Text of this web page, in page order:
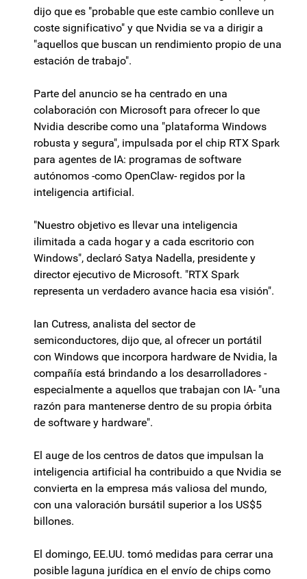
dijo que es "probable que este cambio conlleve un
coste significativo" y que Nvidia se va a dirigir a
"aquellos que buscan un rendimiento propio de una
estación de trabajo".
Parte del anuncio se ha centrado en una
colaboración con Microsoft para ofrecer lo que
Nvidia describe como una "plataforma Windows
robusta y segura", impulsada por el chip RTX Spark
para agentes de IA: programas de software
autónomos -como OpenClaw- regidos por la
inteligencia artificial.
"Nuestro objetivo es llevar una inteligencia
ilimitada a cada hogar y a cada escritorio con
Windows", declaró Satya Nadella, presidente y
director ejecutivo de Microsoft. "RTX Spark
representa un verdadero avance hacia esa visión".
Ian Cutress, analista del sector de
semiconductores, dijo que, al ofrecer un portátil
con Windows que incorpora hardware de Nvidia, la
compañía está brindando a los desarrolladores -
especialmente a aquellos que trabajan con IA- "una
razón para mantenerse dentro de su propia órbita
de software y hardware".
El auge de los centros de datos que impulsan la
inteligencia artificial ha contribuido a que Nvidia se
convierta en la empresa más valiosa del mundo,
con una valoración bursátil superior a los US$5
billones.
El domingo, EE.UU. tomó medidas para cerrar una
posible laguna jurídica en el envío de chips como